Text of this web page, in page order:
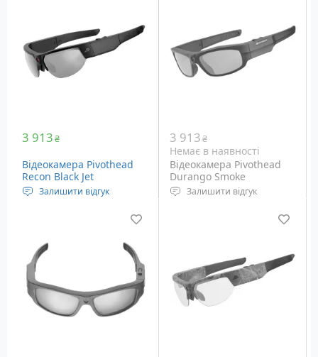
1920 х 1080 пікселів
Якість фото режиму – 8
Мп
Вага: 70 г
1920 х 1080 пікселів
Якість фото режиму – 8
Мп
Вага: 70 г
3 913₴
Відеокамера Pivothead
Recon Black Jet
Залишити відгук
Окуляри з відеокамерою
роздільною здатністю
1920 х 1080 пікселів
Якість фото режиму – 8
Мп
Три пари змінних лінз:
жовтого, сірого та
3 913₴
Немає в наявності
Відеокамера Pivothead
Durango Smoke
Залишити відгук
Окуляри з відеокамерою
1920 х 1080 пікселів
Якість фото режиму – 8
Мп
Вага: 70 г